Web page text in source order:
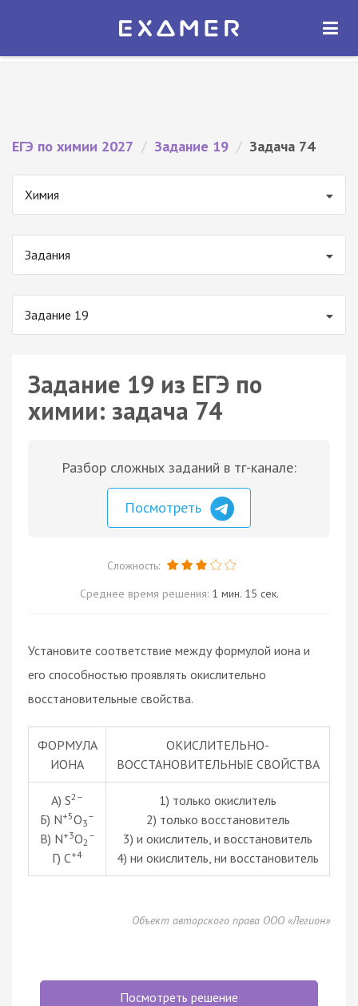
Экзамер — ЕГЭ 2027
ОТКРЫТЬ
ЕГЭ по химии 2027 / Задание 19 / Задача 74
Химия
Задания
Задание 19
Задание 19 из ЕГЭ по
химии: задача 74
Разбор сложных заданий в тг-канале:
Посмотреть
Сложность:
Среднее время решения: 1 мин. 15 сек.
Установите соответствие между формулой иона и
его способностью проявлять окислительно
восстановительные свойства.
ФОРМУЛА
ИОНА
ОКИСЛИТЕЛЬНО-
ВОССТАНОВИТЕЛЬНЫЕ СВОЙСТВА
А) S2–
Б) N+5O3
–
В) N+3O2
–
Г) C+4
1) только окислитель
2) только восстановитель
3) и окислитель, и восстановитель
4) ни окислитель, ни восстановитель
Объект авторского права ООО «Легион»
Посмотреть решение